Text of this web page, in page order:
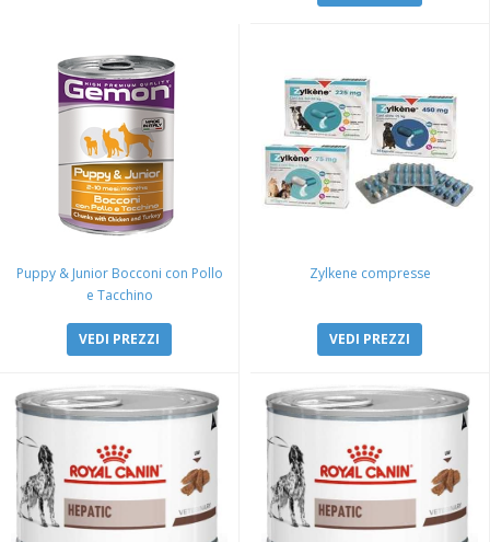
Puppy & Junior Bocconi con Pollo
e Tacchino
VEDI PREZZI
Zylkene compresse
VEDI PREZZI